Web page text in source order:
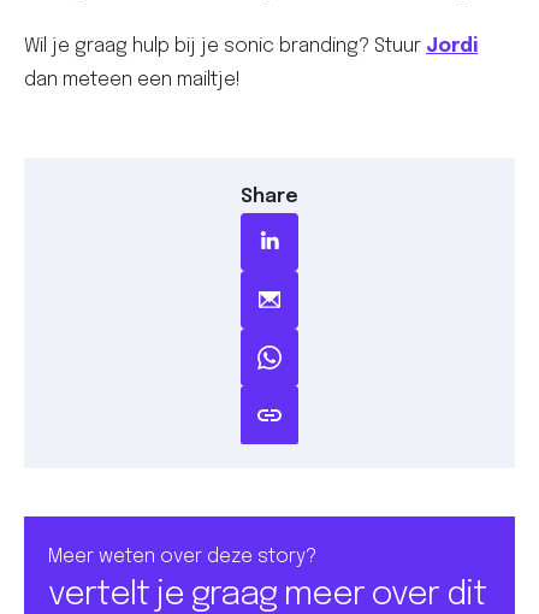
Share
Wil je graag hulp bij je sonic branding? Stuur Jordi
dan meteen een mailtje!
Meer weten over deze story?
vertelt je graag meer over dit